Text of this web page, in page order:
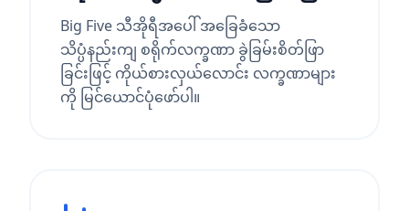
Big Five သီအိုရီအပေါ် အခြေခံသော
သိပ္ပံနည်းကျ စရိုက်လက္ခဏာ ခွဲခြမ်းစိတ်ဖြာ
ခြင်းဖြင့် ကိုယ်စားလှယ်လောင်း လက္ခဏာများ
ကို မြင်ယောင်ပုံဖော်ပါ။